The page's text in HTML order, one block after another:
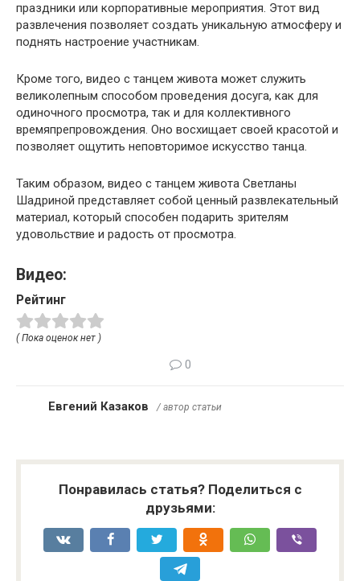
праздники или корпоративные мероприятия. Этот вид
развлечения позволяет создать уникальную атмосферу и
поднять настроение участникам.
Кроме того, видео с танцем живота может служить
великолепным способом проведения досуга, как для
одиночного просмотра, так и для коллективного
времяпрепровождения. Оно восхищает своей красотой и
позволяет ощутить неповторимое искусство танца.
Таким образом, видео с танцем живота Светланы
Шадриной представляет собой ценный развлекательный
материал, который способен подарить зрителям
удовольствие и радость от просмотра.
Видео:
Рейтинг
( Пока оценок нет )
0
Евгений Казаков / автор статьи
Понравилась статья? Поделиться с
друзьями: